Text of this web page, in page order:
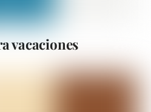
vacaciones